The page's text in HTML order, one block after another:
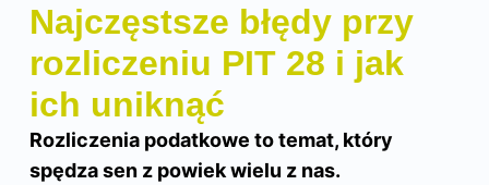
Najczęstsze błędy przy
rozliczeniu PIT 28 i jak
ich uniknąć
Rozliczenia podatkowe to temat, który
spędza sen z powiek wielu z nas.